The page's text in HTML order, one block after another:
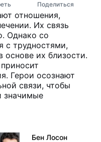
Поделиться
отношения,
Их связь
Однако со
с трудностями,
основе их близости.
Герои осознают
связи, чтобы
значимые
Бен Лосон